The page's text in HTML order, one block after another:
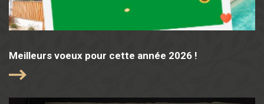
Meilleurs voeux pour cette année 2026 !